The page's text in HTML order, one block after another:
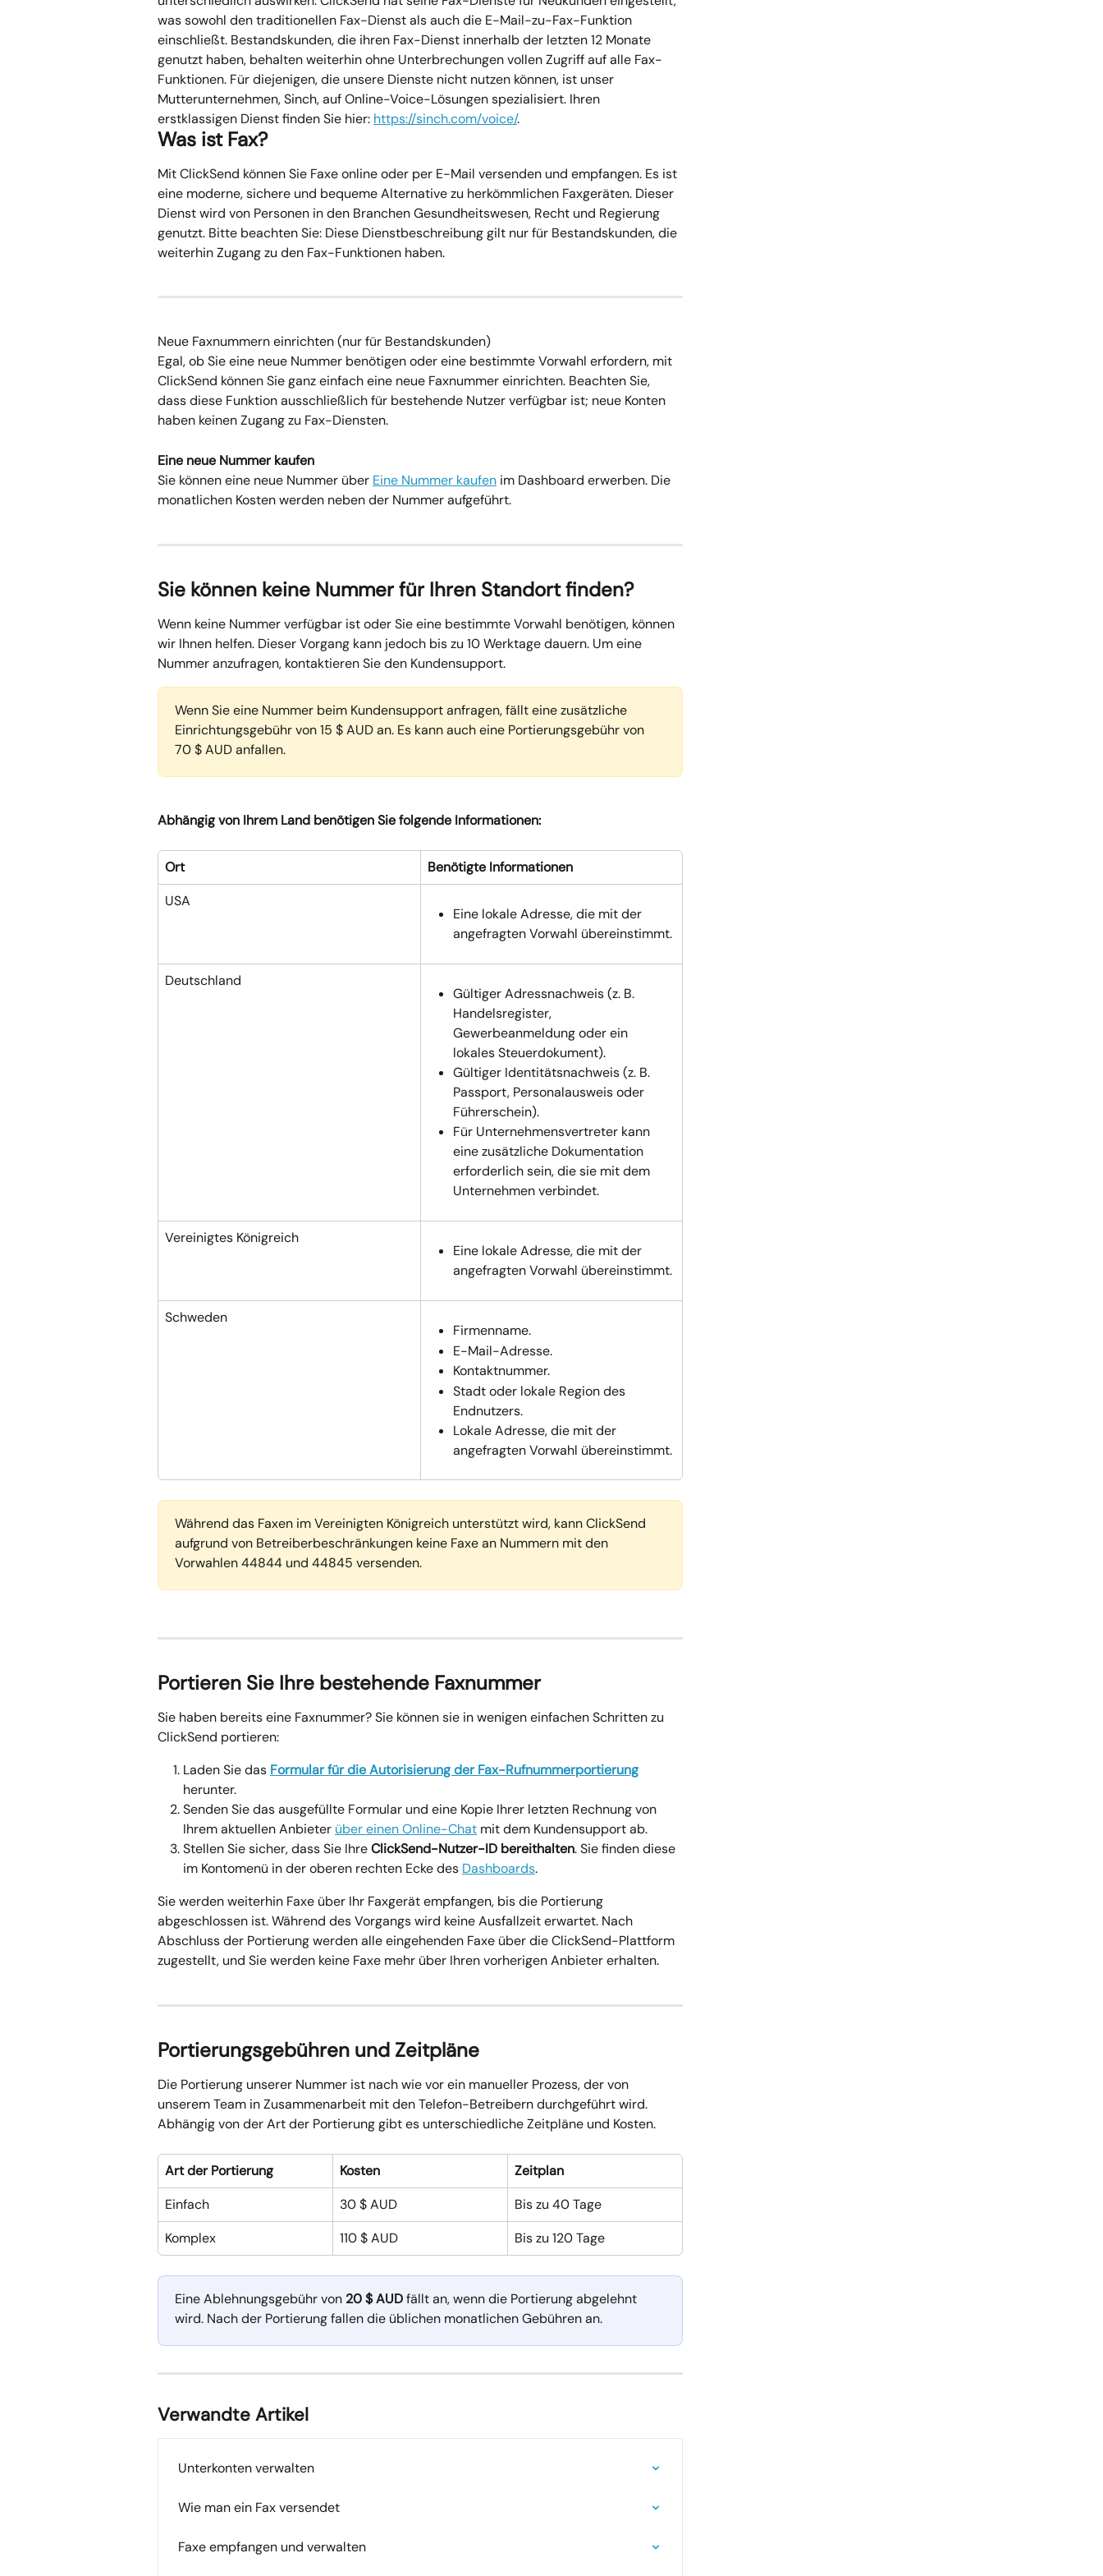
was sowohl den traditionellen Fax-Dienst als auch die E-Mail-zu-Fax-Funktion
einschließt. Bestandskunden, die ihren Fax-Dienst innerhalb der letzten 12 Monate
genutzt haben, behalten weiterhin ohne Unterbrechungen vollen Zugriff auf alle Fax-
Funktionen. Für diejenigen, die unsere Dienste nicht nutzen können, ist unser
Mutterunternehmen, Sinch, auf Online-Voice-Lösungen spezialisiert. Ihren
erstklassigen Dienst finden Sie hier: https://sinch.com/voice/.
Was ist Fax?
Mit ClickSend können Sie Faxe online oder per E-Mail versenden und empfangen. Es ist
eine moderne, sichere und bequeme Alternative zu herkömmlichen Faxgeräten. Dieser
Dienst wird von Personen in den Branchen Gesundheitswesen, Recht und Regierung
genutzt. Bitte beachten Sie: Diese Dienstbeschreibung gilt nur für Bestandskunden, die
weiterhin Zugang zu den Fax-Funktionen haben.
Neue Faxnummern einrichten (nur für Bestandskunden)
Egal, ob Sie eine neue Nummer benötigen oder eine bestimmte Vorwahl erfordern, mit
ClickSend können Sie ganz einfach eine neue Faxnummer einrichten. Beachten Sie,
dass diese Funktion ausschließlich für bestehende Nutzer verfügbar ist; neue Konten
haben keinen Zugang zu Fax-Diensten.
Eine neue Nummer kaufen
Sie können eine neue Nummer über Eine Nummer kaufen im Dashboard erwerben. Die
monatlichen Kosten werden neben der Nummer aufgeführt.
Sie können keine Nummer für Ihren Standort finden?
Wenn keine Nummer verfügbar ist oder Sie eine bestimmte Vorwahl benötigen, können
wir Ihnen helfen. Dieser Vorgang kann jedoch bis zu 10 Werktage dauern. Um eine
Nummer anzufragen, kontaktieren Sie den Kundensupport.
Wenn Sie eine Nummer beim Kundensupport anfragen, fällt eine zusätzliche
Einrichtungsgebühr von 15 $ AUD an. Es kann auch eine Portierungsgebühr von
70 $ AUD anfallen.
Abhängig von Ihrem Land benötigen Sie folgende Informationen:
Ort
Benötigte Informationen
USA
Eine lokale Adresse, die mit der
angefragten Vorwahl übereinstimmt.
Deutschland
Gültiger Adressnachweis (z. B.
Handelsregister,
Gewerbeanmeldung oder ein
lokales Steuerdokument).
Gültiger Identitätsnachweis (z. B.
Passport, Personalausweis oder
Führerschein).
Für Unternehmensvertreter kann
eine zusätzliche Dokumentation
erforderlich sein, die sie mit dem
Unternehmen verbindet.
Vereinigtes Königreich
Eine lokale Adresse, die mit der
angefragten Vorwahl übereinstimmt.
Schweden
Firmenname.
E-Mail-Adresse.
Kontaktnummer.
Stadt oder lokale Region des
Endnutzers.
Lokale Adresse, die mit der
angefragten Vorwahl übereinstimmt.
Während das Faxen im Vereinigten Königreich unterstützt wird, kann ClickSend
aufgrund von Betreiberbeschränkungen keine Faxe an Nummern mit den
Vorwahlen 44844 und 44845 versenden.
Portieren Sie Ihre bestehende Faxnummer
Sie haben bereits eine Faxnummer? Sie können sie in wenigen einfachen Schritten zu
ClickSend portieren:
Laden Sie das Formular für die Autorisierung der Fax-Rufnummerportierung
herunter.
Senden Sie das ausgefüllte Formular und eine Kopie Ihrer letzten Rechnung von
Ihrem aktuellen Anbieter über einen Online-Chat mit dem Kundensupport ab.
Stellen Sie sicher, dass Sie Ihre ClickSend-Nutzer-ID bereithalten. Sie finden diese
im Kontomenü in der oberen rechten Ecke des Dashboards.
Sie werden weiterhin Faxe über Ihr Faxgerät empfangen, bis die Portierung
abgeschlossen ist. Während des Vorgangs wird keine Ausfallzeit erwartet. Nach
Abschluss der Portierung werden alle eingehenden Faxe über die ClickSend-Plattform
zugestellt, und Sie werden keine Faxe mehr über Ihren vorherigen Anbieter erhalten.
Portierungsgebühren und Zeitpläne
Die Portierung unserer Nummer ist nach wie vor ein manueller Prozess, der von
unserem Team in Zusammenarbeit mit den Telefon-Betreibern durchgeführt wird.
Abhängig von der Art der Portierung gibt es unterschiedliche Zeitpläne und Kosten.
Art der Portierung Kosten
Zeitplan
Einfach
30 $ AUD
Bis zu 40 Tage
Komplex
110 $ AUD Bis zu 120 Tage
Eine Ablehnungsgebühr von 20 $ AUD fällt an, wenn die Portierung abgelehnt
wird. Nach der Portierung fallen die üblichen monatlichen Gebühren an.
Verwandte Artikel
Unterkonten verwalten
Wie man ein Fax versendet
Faxe empfangen und verwalten